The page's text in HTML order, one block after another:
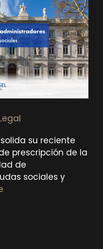
su reciente
prescripción de la
de
sociales y